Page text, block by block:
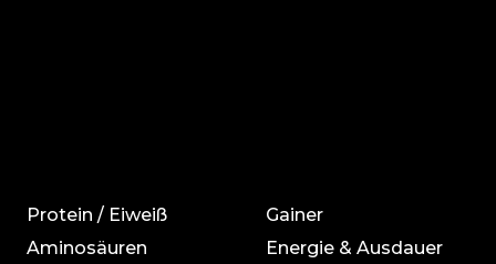
Protein / Eiweiß
Aminosäuren
Gainer
Energie & Ausdauer